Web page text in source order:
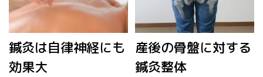
鍼灸は自律神経にも
効果大
産後の骨盤に対する
鍼灸整体